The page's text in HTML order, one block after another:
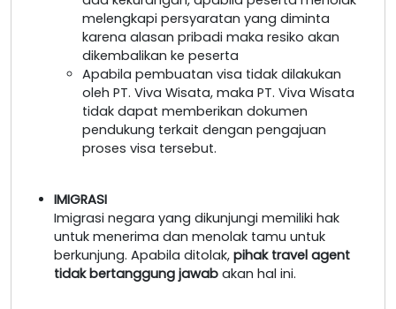
melengkapi persyaratan yang diminta
karena alasan pribadi maka resiko akan
dikembalikan ke peserta
Apabila pembuatan visa tidak dilakukan
oleh PT. Viva Wisata, maka PT. Viva Wisata
tidak dapat memberikan dokumen
pendukung terkait dengan pengajuan
proses visa tersebut.
IMIGRASI
Imigrasi negara yang dikunjungi memiliki hak
untuk menerima dan menolak tamu untuk
berkunjung. Apabila ditolak, pihak travel agent
tidak bertanggung jawab akan hal ini.